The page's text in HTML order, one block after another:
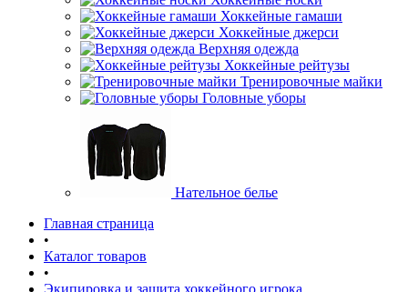
Хоккейные гамаши
Хоккейные джерси
Верхняя одежда
Хоккейные рейтузы
Тренировочные майки
Головные уборы
Нательное белье
Главная страница
•
Каталог товаров
•
Экипировка и защита хоккейного игрока